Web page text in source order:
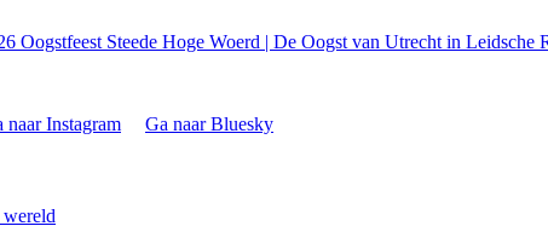
Oogstfeest Steede Hoge Woerd | De Oogst van Utrecht in Leidsche
naar Instagram Ga naar Bluesky